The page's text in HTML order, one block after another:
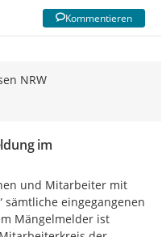
Kommentieren
NRW
im
und Mitarbeiter mit
sämtliche eingegangenen
Mängelmelder ist